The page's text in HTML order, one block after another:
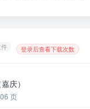
件 登录后查看下载次数
庆）
页